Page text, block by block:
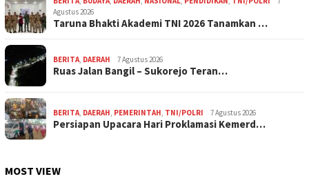
Agustus 2026
Taruna Bhakti Akademi TNI 2026 Tanamkan …
BERITA DAERAH 7 Agustus 2026
Ruas Jalan Bangil – Sukorejo Teran…
BERITA DAERAH PEMERINTAH TNI/POLRI 7 Agustus 2026
Persiapan Upacara Hari Proklamasi Kemerd…
MOST VIEW